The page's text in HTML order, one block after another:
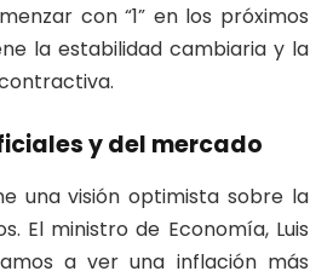
con “1” en los próximos
la estabilidad cambiaria y la
y del mercado
una visión optimista sobre la
El ministro de Economía, Luis
a ver una inflación más